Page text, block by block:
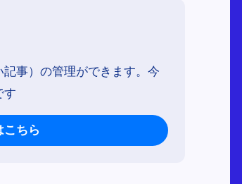
事）の管理ができます。今
す
ちら